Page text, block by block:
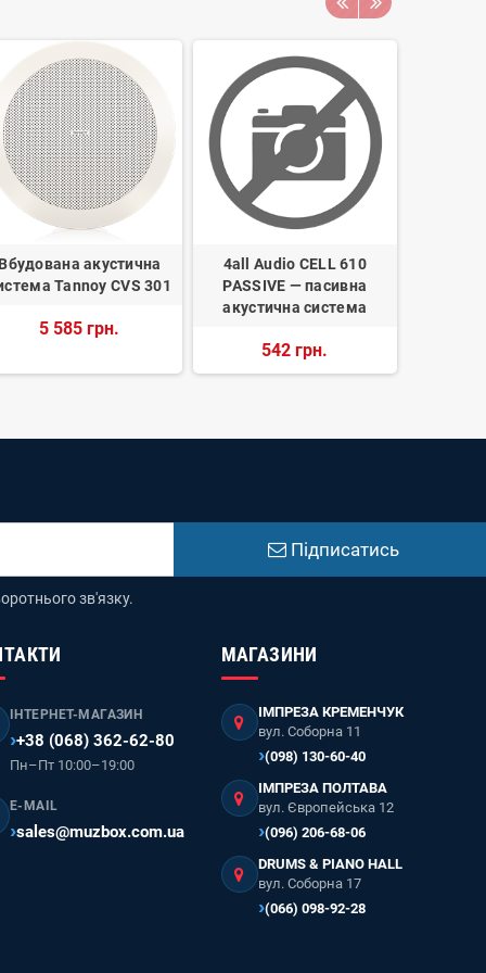
акустична
Tannoy CVS 301
5 585 грн.
4all Audio CELL 610
PASSIVE — пасивна
акустична система
542 грн.
Підписатись
зв'язку.
ІНТЕРНЕТ-МАГАЗИН
+38 (068) 362-62-80
Пн–Пт 10:00–19:00
E-MAIL
sales@muzbox.com.ua
МАГАЗИНИ
ІМПРЕЗА КРЕМЕНЧУК
вул. Соборна 11
(098) 130-60-40
ІМПРЕЗА ПОЛТАВА
вул. Європейська 12
(096) 206-68-06
DRUMS & PIANO HALL
вул. Соборна 17
(066) 098-92-28